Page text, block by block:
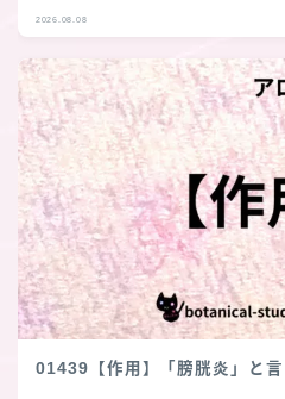
2026.08.08
01439【作用】「膀胱炎」と言